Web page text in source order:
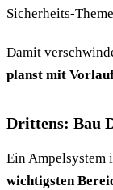
Sicherheits-
Damit
planst mit
Drittens: Bau
Ein Ampelsystem
wichtigsten